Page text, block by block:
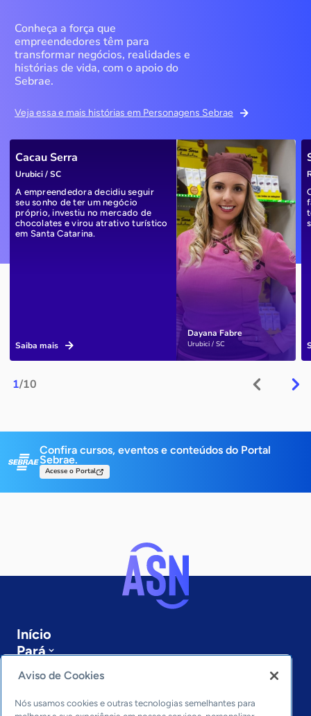
Conheça a força que
empreendedores têm para
transformar negócios, realidades e
histórias de vida, com o apoio do
Sebrae.
Veja essa e mais histórias em Personagens Sebrae
1/10
Dayana Fabre
Urubici / SC
Cacau Serra
Urubici / SC
A empreendedora decidiu seguir
seu sonho de ter um negócio
próprio, investiu no mercado de
chocolates e virou atrativo turístico
em Santa Catarina.
Saiba mais
Confira cursos, eventos e conteúdos do Portal
Sebrae.
Acesse o Portal
Início
Pará
Sobre a ASN
Últimas notícias
Entre em contato
Aviso de Cookies
Nós usamos cookies e outras tecnologias semelhantes para